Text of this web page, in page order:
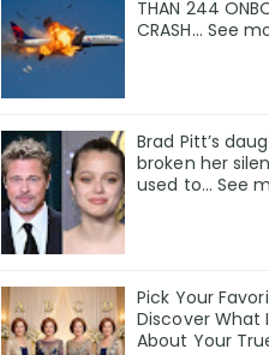
THAN 244
CRASH... See
Brad Pitt’s
broken her
used to… See
Pick Your
Discover What
About Your